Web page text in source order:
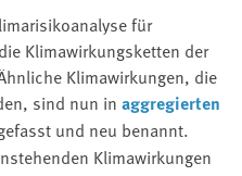
für
Klimawirkungsketten der
Klimawirkungen, die
sind nun in aggregierten
und neu benannt.
Klimawirkungen